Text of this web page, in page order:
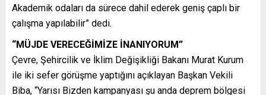
Akademik odaları da sürece dahil ederek geniş çaplı bir
çalışma yapılabilir” dedi.
“MÜJDE VERECEĞİMİZE İNANIYORUM”
Çevre, Şehircilik ve İklim Değişikliği Bakanı Murat Kurum
ile iki sefer görüşme yaptığını açıklayan Başkan Vekili
Biba, “Yarısı Bizden kampanyası şu anda deprem bölgesi